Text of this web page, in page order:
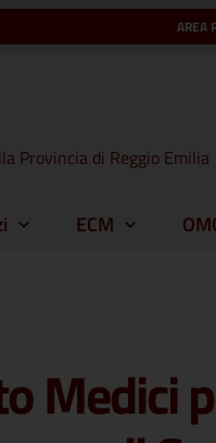
AREA
Provincia di Reggio Emilia
ECM
Medici